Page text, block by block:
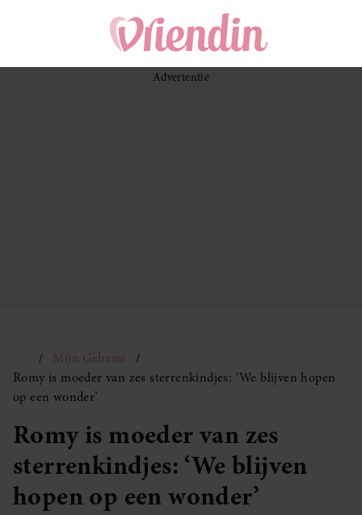
Mijn Geheim
Romy is moeder van zes sterrenkindjes: ‘We blijven hopen
op een wonder’
Romy is moeder van zes
sterrenkindjes: ‘We blijven
hopen op een wonder’